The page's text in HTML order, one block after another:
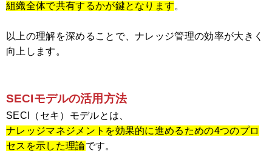
組織全体で共有するかが鍵となります。
以上の理解を深めることで、ナレッジ管理の効率が大きく
向上します。
SECIモデルの活用方法
SECI（セキ）モデルとは、
ナレッジマネジメントを効果的に進めるための4つのプロ
セスを示した理論です。